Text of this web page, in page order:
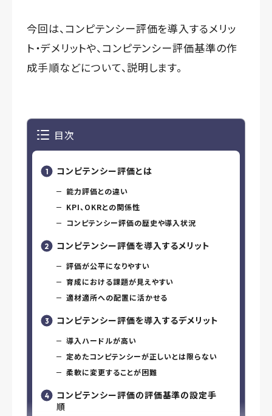
今回は、コンピテンシー評価を導入するメリッ
ト・デメリットや、コンピテンシー評価基準の作
成手順などについて、説明します。
目次
コンピテンシー評価とは
能力評価との違い
KPI、OKRとの関係性
コンピテンシー評価の歴史や導入状況
コンピテンシー評価を導入するメリット
評価が公平になりやすい
育成における課題が見えやすい
適材適所への配置に活かせる
コンピテンシー評価を導入するデメリット
導入ハードルが高い
定めたコンピテンシーが正しいとは限らない
柔軟に変更することが困難
コンピテンシー評価の評価基準の設定手
順